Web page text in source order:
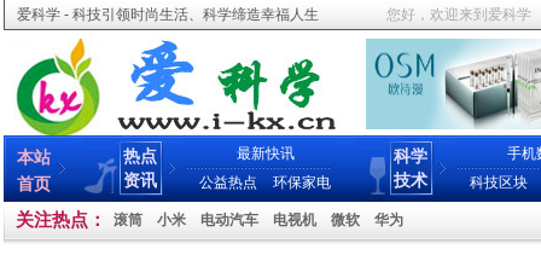
爱科学 - 科技引领时尚生活、科学缔造幸福人生 您好，欢迎来到爱科学
本站
首页
热点
资讯
最新快讯
公益热点
环保家电
科学
技术
手机
科技区块
关注热点： 滚筒 小米 电动汽车 电视机 微软 华为